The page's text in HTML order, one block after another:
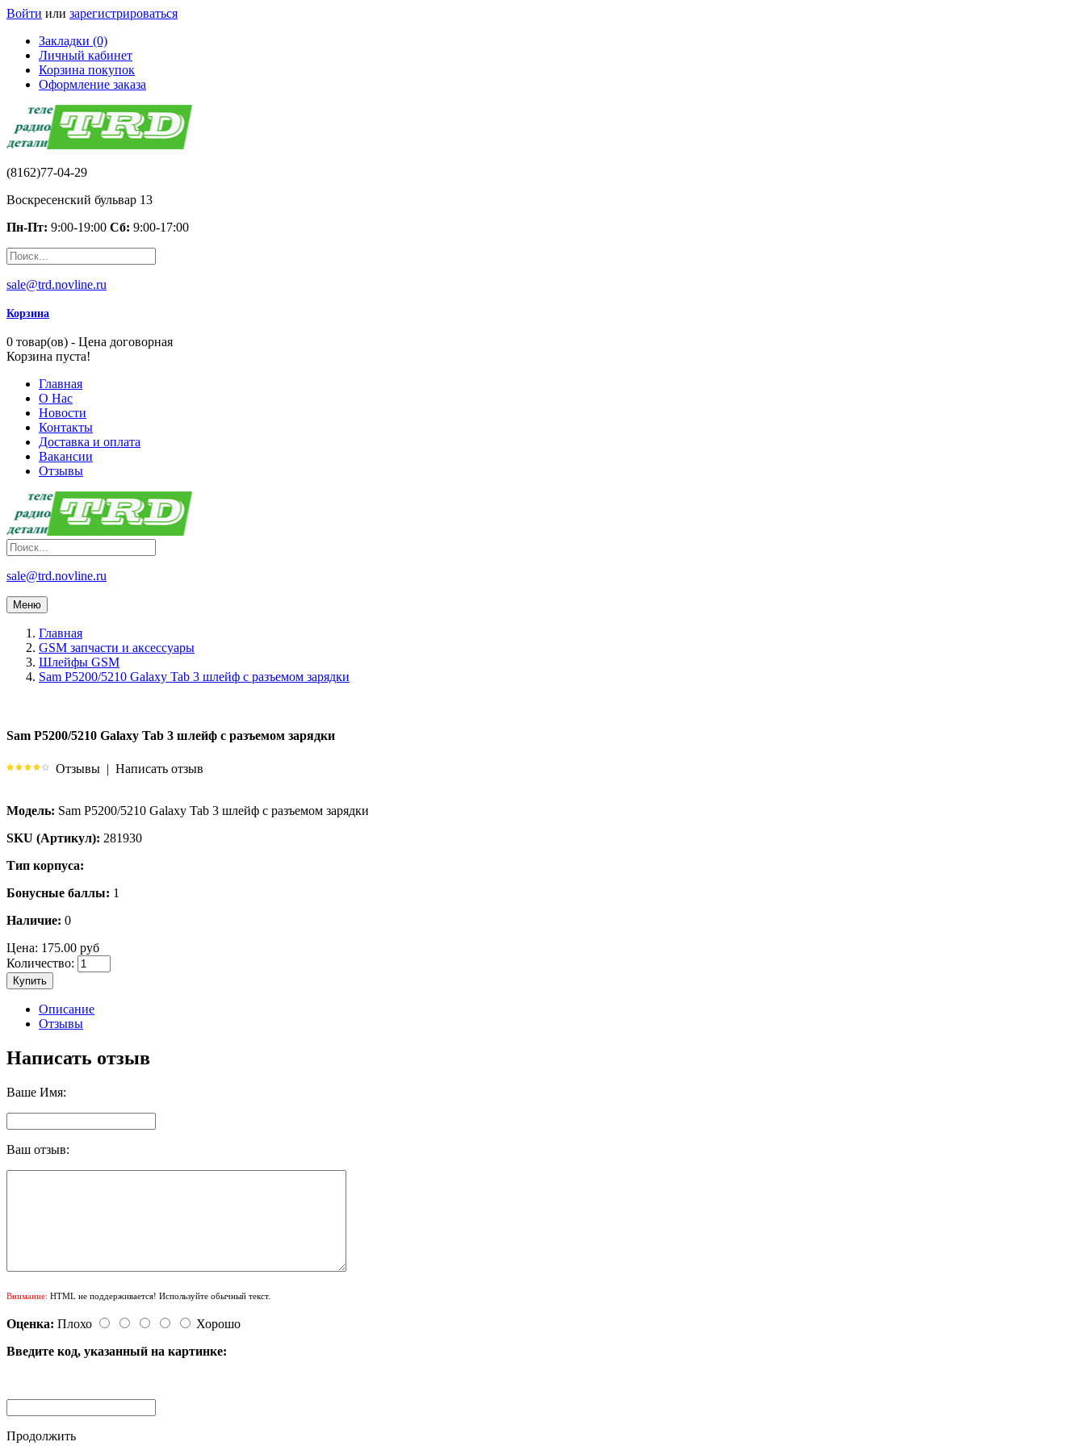
Войти или зарегистрироваться
Закладки (0)
Личный кабинет
Корзина покупок
Оформление заказа
(8162)77-04-29
Воскресенский бульвар 13
Пн-Пт: 9:00-19:00 Сб: 9:00-17:00
sale@trd.novline.ru
Корзина
0 товар(ов) - Цена договорная
Корзина пуста!
Главная
О Нас
Новости
Контакты
Доставка и оплата
Вакансии
Отзывы
sale@trd.novline.ru
Меню
Главная
GSM запчасти и аксессуары
Шлейфы GSM
Sam P5200/5210 Galaxy Tab 3 шлейф с разъемом зарядки
Sam P5200/5210 Galaxy Tab 3 шлейф с разъемом зарядки
Отзывы | Написать отзыв
Модель: Sam P5200/5210 Galaxy Tab 3 шлейф с разъемом зарядки
SKU (Артикул): 281930
Тип корпуса:
Бонусные баллы: 1
Наличие: 0
Цена: 175.00 руб
Количество:
Купить
Описание
Отзывы
Написать отзыв
Ваше Имя:
Ваш отзыв:
Внимание: HTML не поддерживается! Используйте обычный текст.
Оценка: Плохо
Хорошо
Введите код, указанный на картинке:
Продолжить